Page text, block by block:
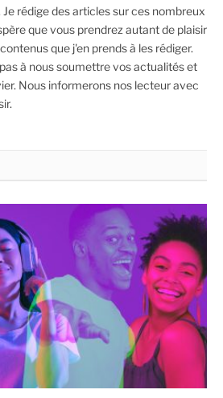
Je rédige des articles sur ces nombreux
que vous prendrez autant de plaisir
que j'en prends à les rédiger.
à nous soumettre vos actualités et
Nous informerons nos lecteur avec